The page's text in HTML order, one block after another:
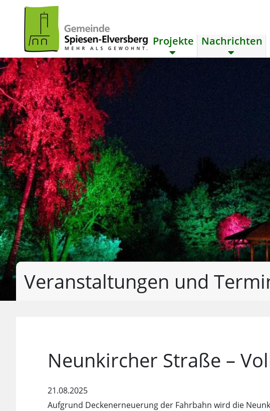
zum Inhalt
Projekte Nachrichten
Veranstaltungen und
Neunkircher Straße –
21.08.2025
Aufgrund Deckenerneuerung der Fahrbahn wird die